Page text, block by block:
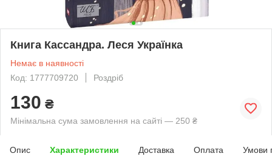
Книга Кассандра. Леся Українка
Немає в наявності
Код: 1777709720
Роздріб
130 ₴
Мінімальна сума замовлення на сайті — 250 ₴
Опис Характеристики Доставка Оплата Умови